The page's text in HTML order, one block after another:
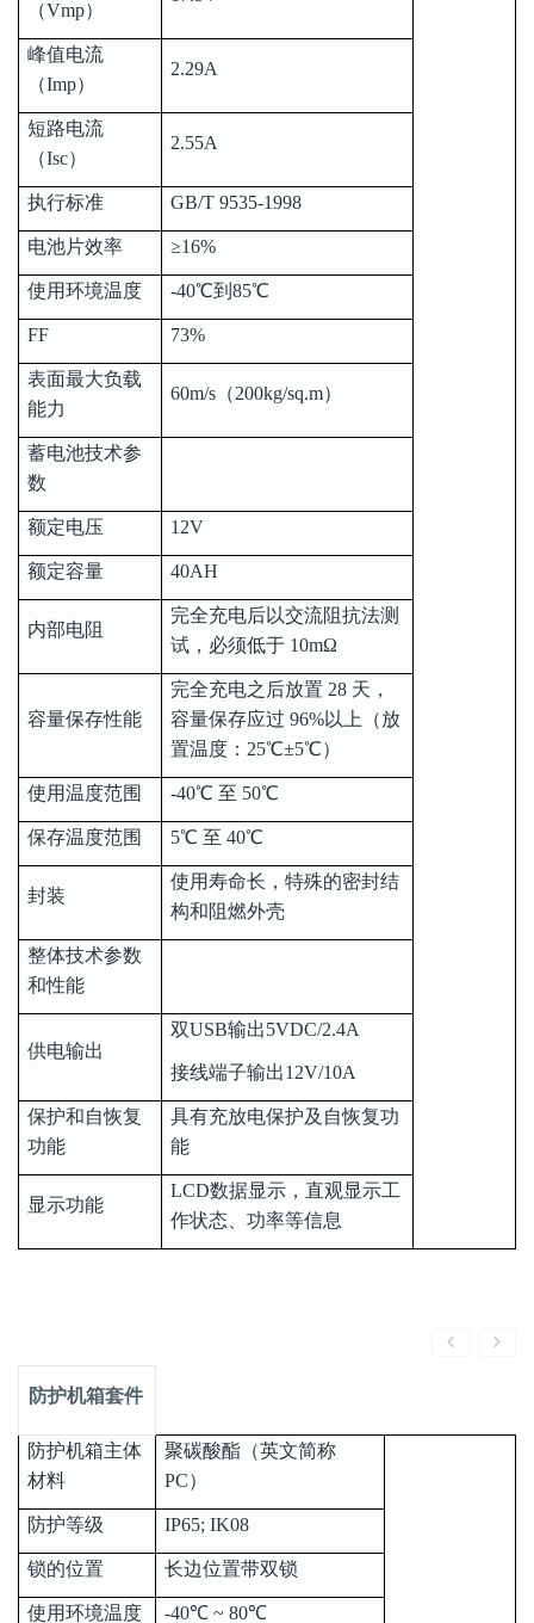
（Vmp）
峰值电流
（Imp）
2.29A
短路电流
（Isc）
2.55A
执行标准 GB/T 9535-1998
电池片效率 ≥16%
使用环境温度 -40℃到85℃
FF 73%
表面最大负载
能力
60m/s（200kg/sq.m）
蓄电池技术参
数
额定电压 12V
额定容量 40AH
内部电阻
完全充电后以交流阻抗法测
试，必须低于 10mΩ
容量保存性能
完全充电之后放置 28 天，
容量保存应过 96%以上（放
置温度：25℃±5℃）
使用温度范围 -40℃ 至 50℃
保存温度范围 5℃ 至 40℃
封装
使用寿命长，特殊的密封结
构和阻燃外壳
整体技术参数
和性能
供电输出
双USB输出5VDC/2.4A
接线端子输出12V/10A
保护和自恢复
功能
具有充放电保护及自恢复功
能
显示功能
LCD数据显示，直观显示工
作状态、功率等信息
防护机箱套件
防护机箱主体
材料
聚碳酸酯（英文简称
PC）
防护等级 IP65; IK08
锁的位置 长边位置带双锁
使用环境温度 -40℃ ~ 80℃